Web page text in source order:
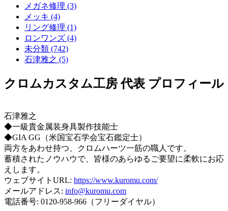
メガネ修理 (3)
メッキ (4)
リング修理 (1)
ロンワンズ (4)
未分類 (742)
石津雅之 (5)
クロムカスタム工房 代表 プロフィール
石津雅之
◆一級貴金属装身具製作技能士
◆GIA GG（米国宝石学会宝石鑑定士）
両方をあわせ持つ、クロムハーツ一筋の職人です。
蓄積されたノウハウで、皆様のあらゆるご要望に柔軟にお応
えします。
ウェブサイトURL: https://www.kuromu.com/
メールアドレス: info@kuromu.com
電話番号: 0120-958-966（フリーダイヤル）